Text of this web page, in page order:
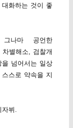
화하는 것이 좋
나마 공언한
별해소, 검찰개
넘어서는 일상
스로 약속을 지
자뷔.